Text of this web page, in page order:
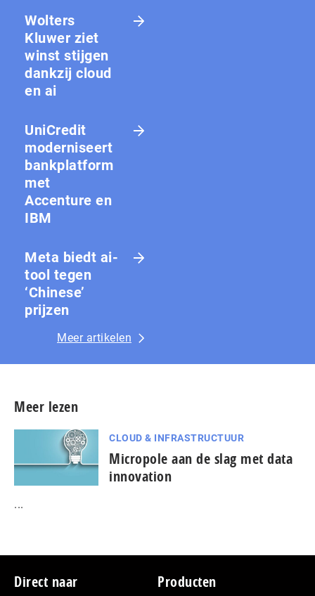
Wolters
Kluwer ziet
winst stijgen
dankzij cloud
en ai
UniCredit
moderniseert
bankplatform
met
Accenture en
IBM
Meta biedt ai-
tool tegen
‘Chinese’
prijzen
Meer artikelen
Meer lezen
CLOUD & INFRASTRUCTUUR
Micropole aan de slag met data
innovation
...
Footer
Direct naar Producten